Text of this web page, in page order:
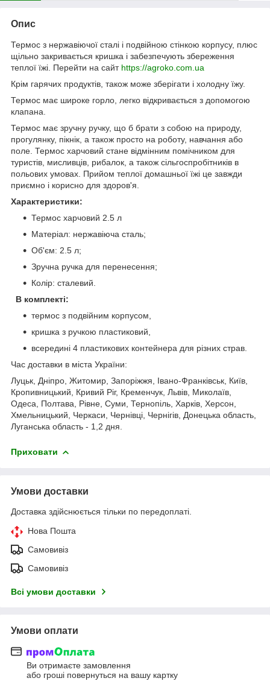
Опис
Термос з нержавіючої сталі і подвійною стінкою корпусу, плюс
щільно закривається кришка і забезпечують збереження
теплої їжі. Перейти на сайт https://agroko.com.ua
Крім гарячих продуктів, також може зберігати і холодну їжу.
Термос має широке горло, легко відкривається з допомогою
клапана.
Термос має зручну ручку, що б брати з собою на природу,
прогулянку, пікнік, а також просто на роботу, навчання або
поле. Термос харчовий стане відмінним помічником для
туристів, мисливців, рибалок, а також сільгоспробітників в
польових умовах. Прийом теплої домашньої їжі це завжди
приємно і корисно для здоров'я.
Характеристики:
Термос харчовий 2.5 л
Матеріал: нержавіюча сталь;
Об'єм: 2.5 л;
Зручна ручка для перенесення;
Колір: сталевий.
В комплекті:
термос з подвійним корпусом,
кришка з ручкою пластиковий,
всередині 4 пластикових контейнера для різних страв.
Час доставки в міста України:
Луцьк, Дніпро, Житомир, Запоріжжя, Івано-Франківськ, Київ,
Кропивницький, Кривий Ріг, Кременчук, Львів, Миколаїв,
Одеса, Полтава, Рівне, Суми, Тернопіль, Харків, Херсон,
Хмельницький, Черкаси, Чернівці, Чернігів, Донецька область,
Луганська область - 1,2 дня.
Приховати
Умови доставки
Доставка здійснюється тільки по передоплаті.
Нова Пошта
Самовивіз
Самовивіз
Всі умови доставки
Умови оплати
Ви отримаєте замовлення
або гроші повернуться на вашу картку